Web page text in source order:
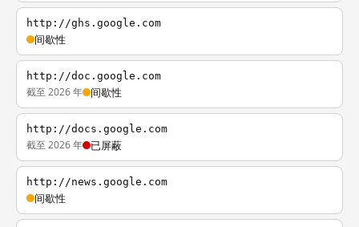
http://ghs.google.com
间歇性
http://doc.google.com
截至 2026 年 间歇性
http://docs.google.com
截至 2026 年 已屏蔽
http://news.google.com
间歇性